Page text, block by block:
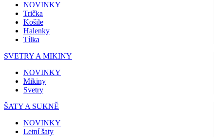
NOVINKY
Trička
Košile
Halenky
Tílka
SVETRY A MIKINY
NOVINKY
Mikiny
Svetry
ŠATY A SUKNĚ
NOVINKY
Letní šaty